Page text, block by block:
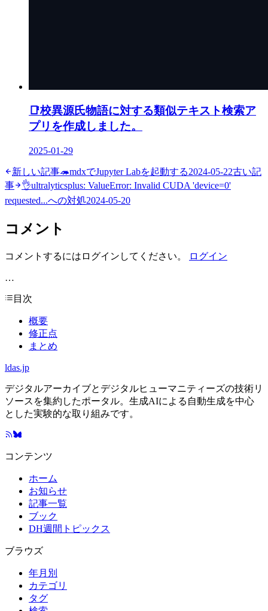
📑校異源氏物語に対する類似テキスト検索ア
プリを作成しました。
2025-01-29
新しい記事🦔mdxでJupyter Labを起動する2024-05-22古い記
事
👌ultralyticsplus: ValueError: Invalid CUDA 'device=0'
requested...への対処2024-05-20
コメント
コメントするにはログインしてください。 ログイン
…
目次
概要
修正点
まとめ
ldas.jp
デジタルアーカイブとデジタルヒューマニティーズの技術リ
ソースを集約したポータル。生成AIによる自動生成を中心
とした実験的な取り組みです。
コンテンツ
ホーム
お知らせ
記事一覧
ブック
DH週間トピックス
ブラウズ
年月別
カテゴリ
タグ